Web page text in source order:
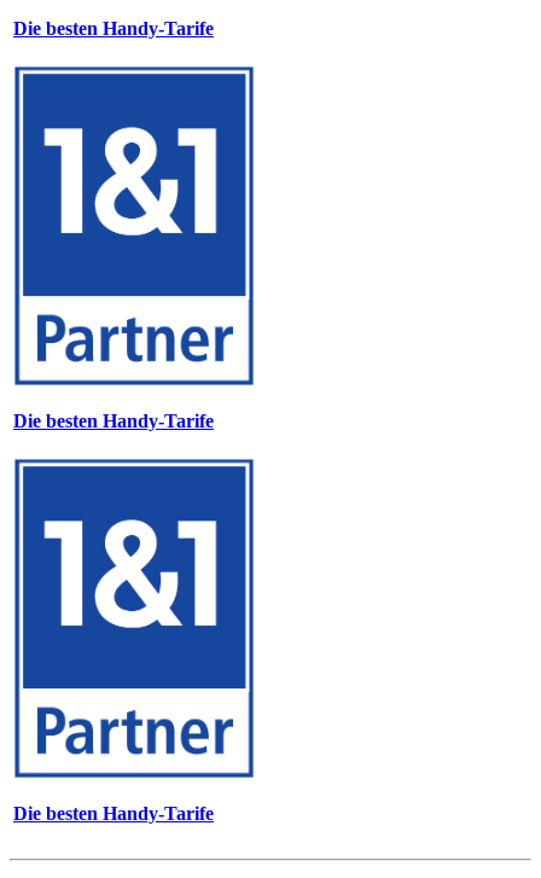
Die besten Handy-Tarife
Die besten Handy-Tarife
Die besten Handy-Tarife